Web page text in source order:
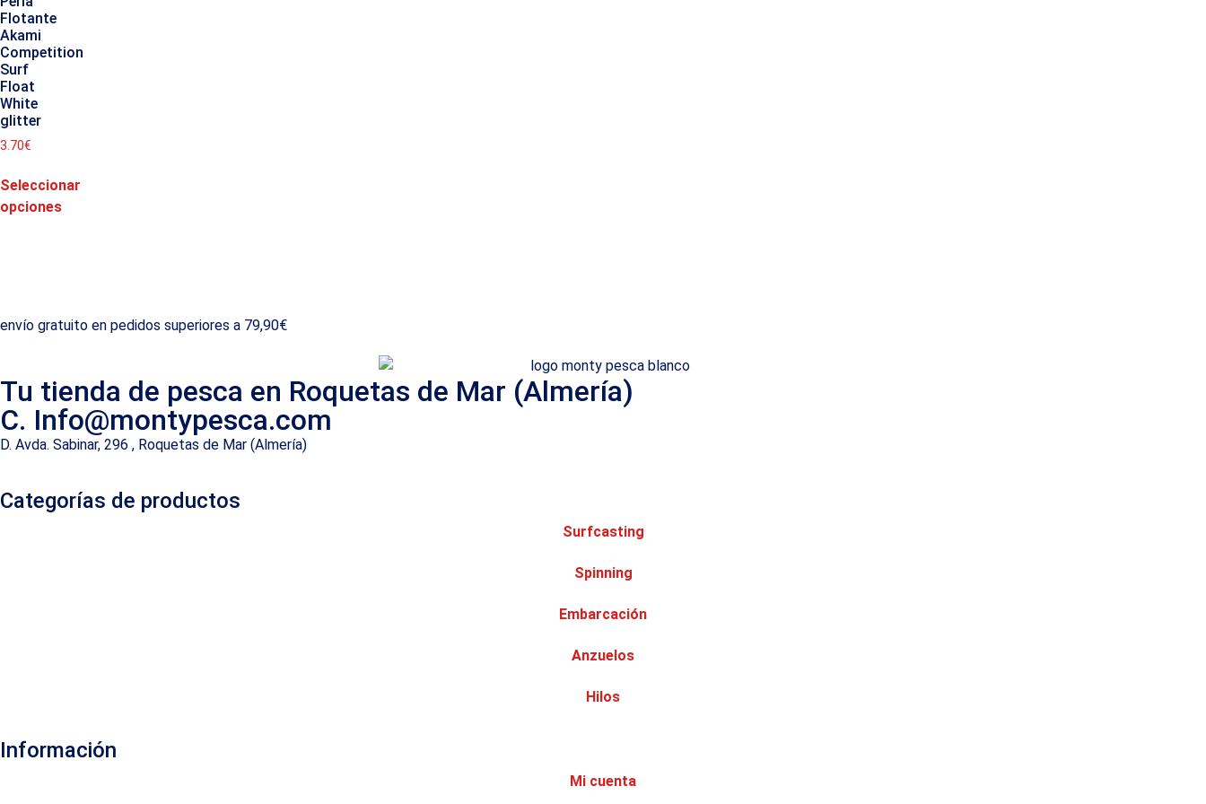
Flotante
Akami
Competition
Surf
Float
White
glitter
3.70€
Seleccionar
opciones
envío gratuito en pedidos superiores a 79,90€
Tu tienda de pesca en Roquetas de Mar (Almería)
C. Info@montypesca.com
D. Avda. Sabinar, 296 , Roquetas de Mar (Almería)
Categorías de productos
Surfcasting
Spinning
Embarcación
Anzuelos
Hilos
Información
Mi cuenta